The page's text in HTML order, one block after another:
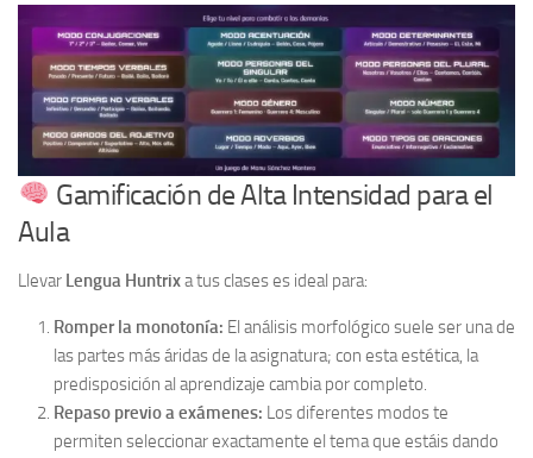
Gamificación de Alta Intensidad para el
Aula
Llevar Lengua Huntrixa tus clases es ideal para:
Romper la monotonía: El análisis morfológico suele ser una de
las partes más áridas de la asignatura; con esta estética, la
predisposición al aprendizaje cambia por completo.
Repaso previo a exámenes: Los diferentes modos te
permiten seleccionar exactamente el tema que estáis dando